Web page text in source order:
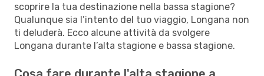
scoprire la tua destinazione nella bassa stagione?
Qualunque sia l’intento del tuo viaggio, Longana non
ti deluderà. Ecco alcune attività da svolgere
Longana durante l’alta stagione e bassa stagione.